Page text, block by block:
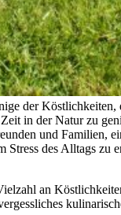
der
in der Natur zu
und
des Alltags
an